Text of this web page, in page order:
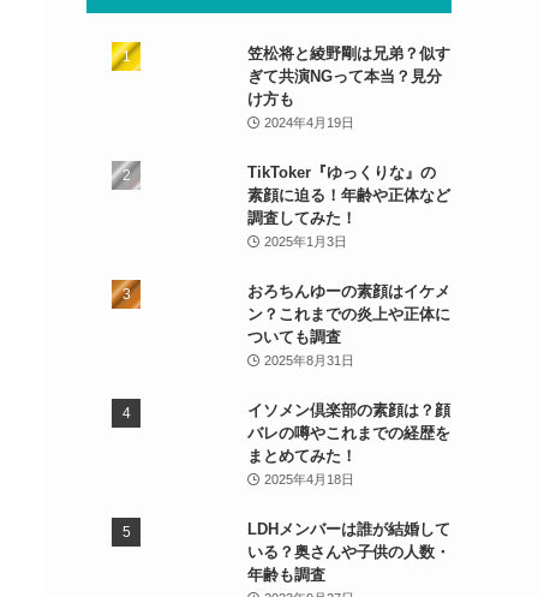
笠松将と綾野剛は兄弟？似す
ぎて共演NGって本当？見分
け方も
2024年4月19日
TikToker『ゆっくりな』の
素顔に迫る！年齢や正体など
調査してみた！
2025年1月3日
おろちんゆーの素顔はイケメ
ン？これまでの炎上や正体に
ついても調査
2025年8月31日
イソメン倶楽部の素顔は？顔
バレの噂やこれまでの経歴を
まとめてみた！
2025年4月18日
LDHメンバーは誰が結婚して
いる？奥さんや子供の人数・
年齢も調査